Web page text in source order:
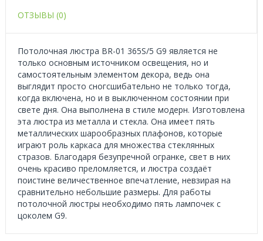
ОТЗЫВЫ (0)
Потолочная люстра BR-01 365S/5 G9 является не
только основным источником освещения, но и
самостоятельным элементом декора, ведь она
выглядит просто сногсшибательно не только тогда,
когда включена, но и в выключенном состоянии при
свете дня. Она выполнена в стиле модерн. Изготовлена
эта люстра из металла и стекла. Она имеет пять
металлических шарообразных плафонов, которые
играют роль каркаса для множества стеклянных
стразов. Благодаря безупречной огранке, свет в них
очень красиво преломляется, и люстра создаёт
поистине величественное впечатление, невзирая на
сравнительно небольшие размеры. Для работы
потолочной люстры необходимо пять лампочек с
цоколем G9.